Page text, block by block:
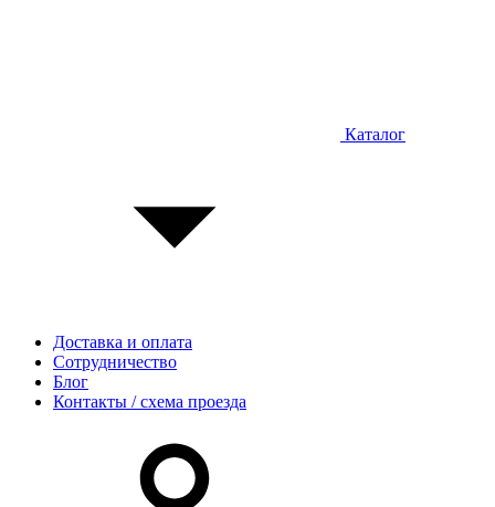
Каталог
Доставка и оплата
Сотрудничество
Блог
Контакты / схема проезда